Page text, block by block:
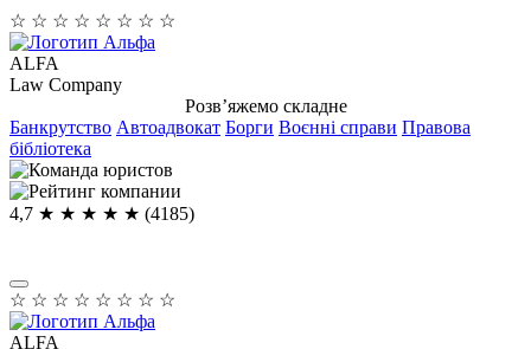
☆ ☆ ☆ ☆ ☆ ☆ ☆ ☆
ALFA
Law Company
Розв’яжемо складне
Банкрутство Автоадвокат Борги Воєнні справи Правова
бібліотека
4,7 ★ ★ ★ ★ ★ (4185)
☆ ☆ ☆ ☆ ☆ ☆ ☆ ☆
ALFA